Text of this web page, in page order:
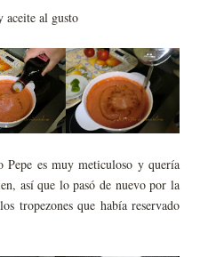
aceite al gusto
es muy meticuloso y quería
así que lo pasó de nuevo por la
tropezones que había reservado